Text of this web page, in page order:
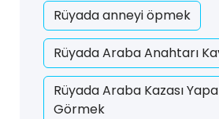
Rüyada anneyi öpmek
Rüyada Araba Anahtarı
Rüyada Araba Kazası
Görmek